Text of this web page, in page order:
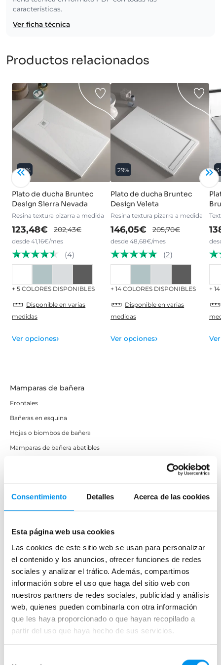
Consentimiento Detalles Acerca de las cookies
Esta página web usa cookies
Las cookies de este sitio web se usan para personalizar
el contenido y los anuncios, ofrecer funciones de redes
sociales y analizar el tráfico. Además, compartimos
información sobre el uso que haga del sitio web con
nuestros partners de redes sociales, publicidad y análisis
web, quienes pueden combinarla con otra información
que les haya proporcionado o que hayan recopilado a
partir del uso que haya hecho de sus servicios.
características.
Ver ficha técnica
Productos relacionados
39%
Plato de ducha Bruntec
Design Sierra Nevada
Resina textura pizarra a medida
123,48€ 202,43€
desde 41,16€/mes
(4)
+ 5 COLORES DISPONIBLES
Disponible en varias
medidas
Ver opciones›
29%
Plato de ducha Bruntec
Design Veleta
Resina textura pizarra a medida
146,05€ 205,70€
desde 48,68€/mes
(2)
+ 14 COLORES DISPONIBLES
Disponible en varias
medidas
Ver opciones›
+
Mamparas de bañera
Frontales
Bañeras en esquina
Hojas o biombos de bañera
Mamparas de bañera abatibles
Frontales
Mamparas cuadradas
Mamparas rectangulares
Fijos y paneles de ducha
Semicirculares
Correderas sin perfiles
Apertura abatible